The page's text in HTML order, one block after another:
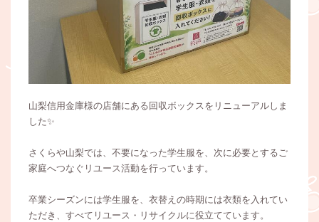
山梨信用金庫様の店舗にある回収ボックスをリニューアルしま
した✨
さくらや山梨では、不要になった学生服を、次に必要とするご
家庭へつなぐリユース活動を行っています。
卒業シーズンには学生服を、衣替えの時期には衣類を入れてい
ただき、すべてリユース・リサイクルに役立てています。